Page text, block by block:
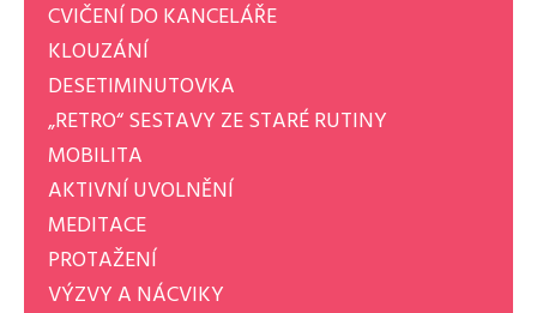
CVIČENÍ DO KANCELÁŘE
KLOUZÁNÍ
DESETIMINUTOVKA
„RETRO“ SESTAVY ZE STARÉ RUTINY
MOBILITA
AKTIVNÍ UVOLNĚNÍ
MEDITACE
PROTAŽENÍ
VÝZVY A NÁCVIKY